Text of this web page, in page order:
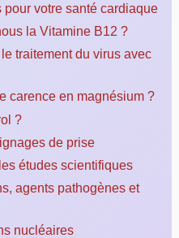
votre santé cardiaque
la Vitamine B12 ?
traitement du virus avec
carence en magnésium ?
?
de prise
études scientifiques
agents pathogènes et
nucléaires